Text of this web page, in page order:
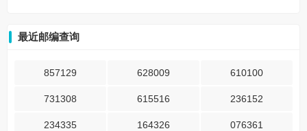
最近邮编查询
857129 628009 610100
731308 615516 236152
234335 164326 076361